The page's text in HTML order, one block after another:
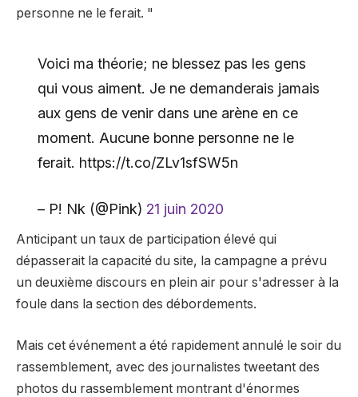
personne ne le ferait. "
Voici ma théorie; ne blessez pas les gens
qui vous aiment. Je ne demanderais jamais
aux gens de venir dans une arène en ce
moment. Aucune bonne personne ne le
ferait. https://t.co/ZLv1sfSW5n
– P! Nk (@Pink) 21 juin 2020
Anticipant un taux de participation élevé qui
dépasserait la capacité du site, la campagne a prévu
un deuxième discours en plein air pour s'adresser à la
foule dans la section des débordements.
Mais cet événement a été rapidement annulé le soir du
rassemblement, avec des journalistes tweetant des
photos du rassemblement montrant d'énormes